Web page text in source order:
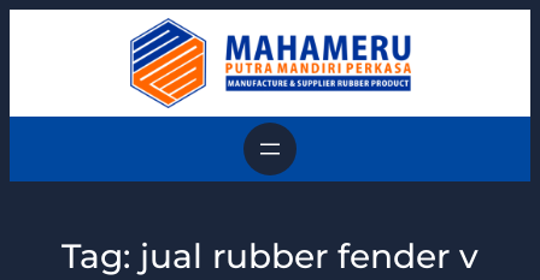
Tag: jual rubber fender v